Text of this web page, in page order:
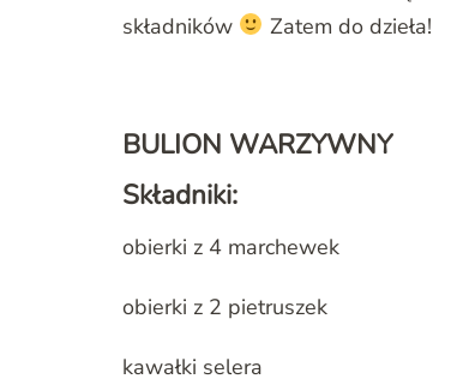
składników
Zatem do dzieła!
BULION WARZYWNY
Składniki:
obierki z 4 marchewek
obierki z 2 pietruszek
kawałki selera